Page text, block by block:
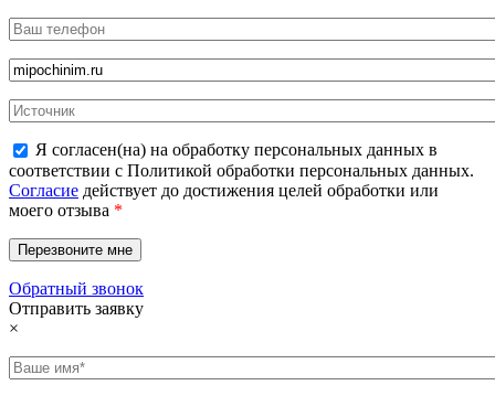
Я согласен(на) на обработку персональных данных в
соответствии с Политикой обработки персональных данных.
Согласие действует до достижения целей обработки или
моего отзыва *
Обратный звонок
Отправить заявку
×